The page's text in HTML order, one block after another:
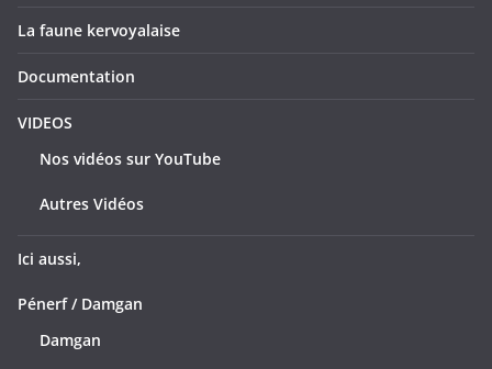
La faune kervoyalaise
Documentation
VIDEOS
Nos vidéos sur YouTube
Autres Vidéos
Ici aussi,
Pénerf / Damgan
Damgan